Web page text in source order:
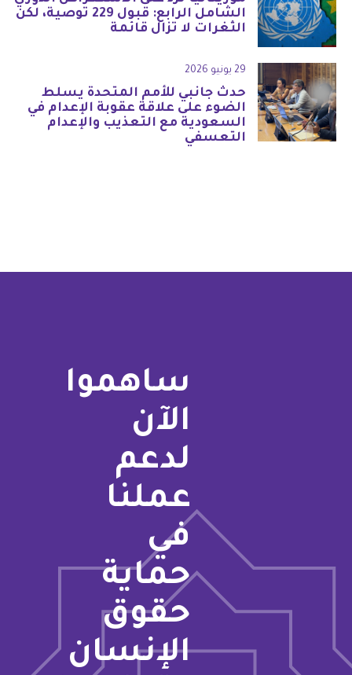
الشامل الرابع: قبول 229 توصية، لكن
الثغرات لا تزال قائمة
29 يونيو 2026
حدث جانبي للأمم المتحدة يسلط
الضوء على علاقة عقوبة الإعدام في
السعودية مع التعذيب والإعدام
التعسفي
ساهموا
الآن
لدعم
عملنا
في
حماية
حقوق
الإنسان